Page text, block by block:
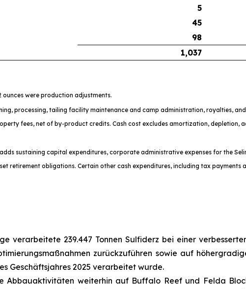
5
45
98
1,037
were production adjustments.
processing, tailing facility maintenance and camp administration, royalties,
fees, net of by-product credits. Cash cost excludes amortization, depletion,
sustaining capital expenditures, corporate administrative expenses for the
retirement obligations. Certain other cash expenditures, including tax payments
verarbeitete 239.447 Tonnen Sulfiderz bei einer
zurückzuführen sowie auf
Geschäftsjahres 2025 verarbeitet wurde.
Abbauaktivitäten weiterhin auf Buffalo Reef und Felda